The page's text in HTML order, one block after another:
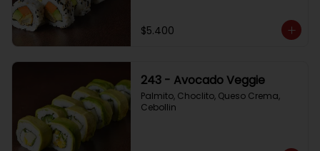
$5.400
243 - Avocado Veggie
Palmito, Choclito, Queso Crema,
Cebollin